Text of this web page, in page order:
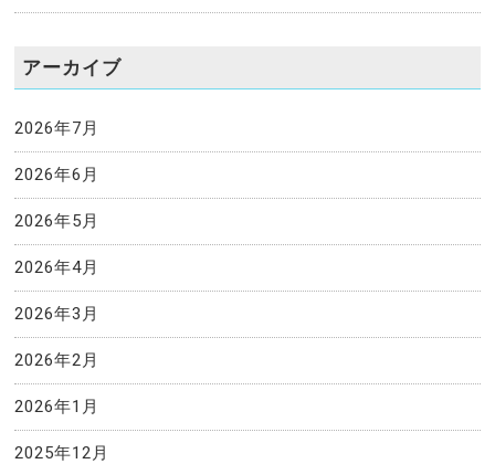
アーカイブ
2026年7月
2026年6月
2026年5月
2026年4月
2026年3月
2026年2月
2026年1月
2025年12月